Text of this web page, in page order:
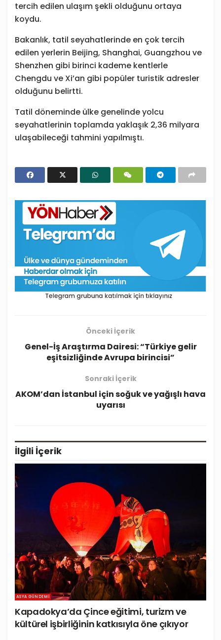
tercih edilen ulaşım şekli olduğunu ortaya
koydu.
Bakanlık, tatil seyahatlerinde en çok tercih
edilen yerlerin Beijing, Shanghai, Guangzhou ve
Shenzhen gibi birinci kademe kentlerle
Chengdu ve Xi’an gibi popüler turistik adresler
olduğunu belirtti.
Tatil döneminde ülke genelinde yolcu
seyahatlerinin toplamda yaklaşık 2,36 milyara
ulaşabileceği tahmini yapılmıştı.
Önceki İçerik
Genel-İş Araştırma Dairesi: “Türkiye gelir
eşitsizliğinde Avrupa birincisi”
Sonraki İçerik
AKOM’dan İstanbul için soğuk ve yağışlı hava
uyarısı
İlgili İçerik
ASYA GÜNDEMI
Kapadokya’da Çince eğitimi, turizm ve
kültürel işbirliğinin katkısıyla öne çıkıyor